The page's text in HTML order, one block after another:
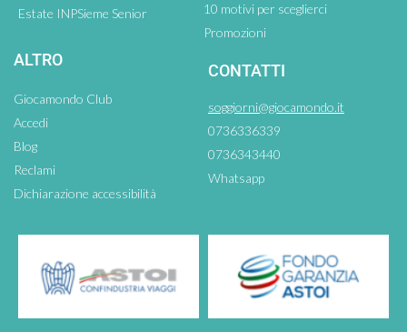
Estate INPSieme Senior
10 motivi per sceglierci
Promozioni
ALTRO
Giocamondo Club
Accedi
Blog
Reclami
Dichiarazione accessibilità
CONTATTI
soggiorni@giocamondo.it
0736336339
0736343440
Whatsapp